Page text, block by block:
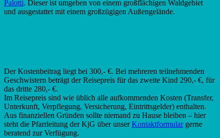
Palotti. Dieser ist umgeben von einem großflächigen Waldgebiet
und ausgestattet mit einem großzügigen Außengelände.
Der Kostenbeitrag liegt bei 300,- €. Bei mehreren teilnehmenden
Geschwistern beträgt der Reisepreis für das zweite Kind 290,- €, für
das dritte 280,- €.
Im Reisepreis sind wie üblich alle aufkommenden Kosten (Transfer,
Unterkunft, Verpflegung, Versicherung, Eintrittsgelder) enthalten.
Aus finanziellen Gründen sollte niemand zu Hause bleiben – hier
steht die Pfarrleitung der KjG über unserKontaktformulargerne
beratend zur Verfügung.